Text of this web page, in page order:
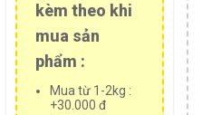
kèm theo khi
mua sản
phẩm :
Mua từ 1-2kg :
+30.000 đ